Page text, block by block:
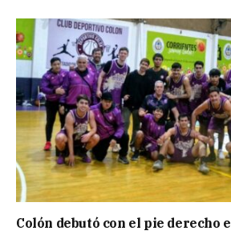
Colón debutó con el pie derecho